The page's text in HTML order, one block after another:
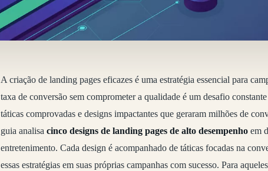
A criação de landing pages eficazes é uma estratégia essencial para
taxa de conversão sem comprometer a qualidade é um desafio
táticas comprovadas e designs impactantes que geraram milhões de
guia analisa cinco designs de landing pages de alto desempenho em
entretenimento. Cada design é acompanhado de táticas focadas na
essas estratégias em suas próprias campanhas com sucesso. Para